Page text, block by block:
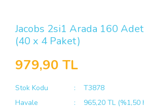
Jacobs 2si1 Arada 160
(40 x 4 Paket)
979,90 TL
Stok Kodu
T3878
Havale
965,20 TL (%1,50